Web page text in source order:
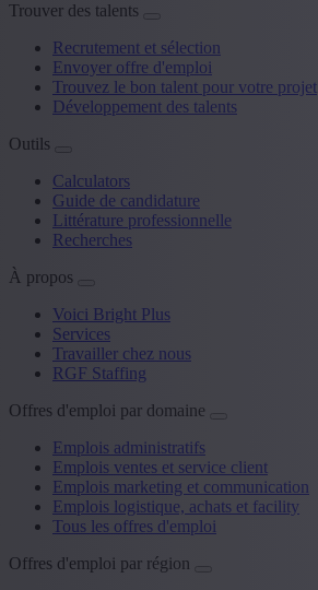
Trouver des talents
Recrutement et sélection
Envoyer offre d'emploi
Trouvez le bon talent pour votre projet
Développement des talents
Outils
Calculators
Guide de candidature
Littérature professionnelle
Recherches
À propos
Voici Bright Plus
Services
Travailler chez nous
RGF Staffing
Offres d'emploi par domaine
Emplois administratifs
Emplois ventes et service client
Emplois marketing et communication
Emplois logistique, achats et facility
Tous les offres d'emploi
Offres d'emploi par région